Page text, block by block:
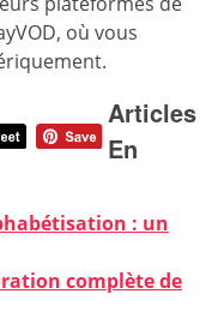
où vous
Articles
En
: un
complète de